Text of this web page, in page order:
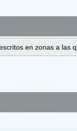
en zonas a las